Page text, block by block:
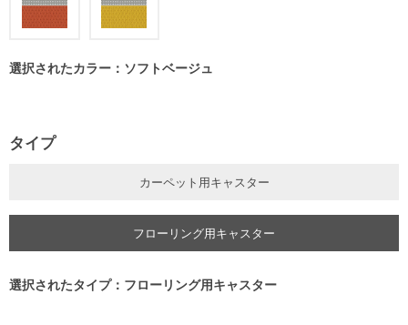
選択されたカラー：ソフトベージュ
タイプ
カーペット用キャスター
フローリング用キャスター
選択されたタイプ：フローリング用キャスター